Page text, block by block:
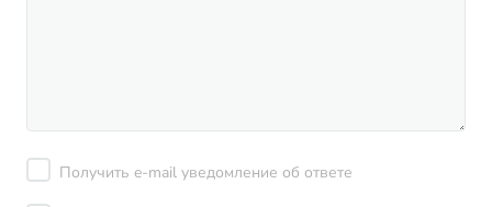
Получить e-mail уведомление об ответе